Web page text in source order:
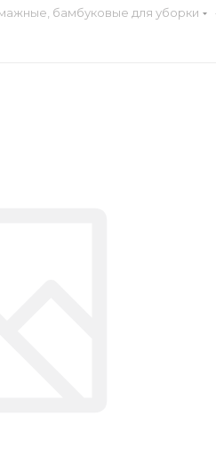
бамбуковые для уборки